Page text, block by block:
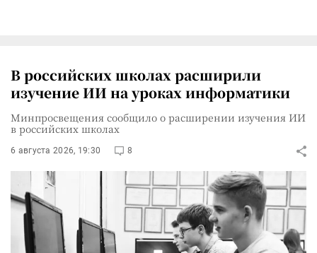
В российских школах расширили
изучение ИИ на уроках информатики
Минпросвещения сообщило о расширении изучения ИИ
в российских школах
6 августа 2026, 19:30 8